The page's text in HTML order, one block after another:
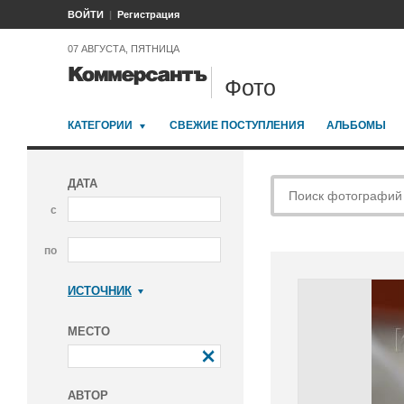
ВОЙТИ Регистрация
07 АВГУСТА, ПЯТНИЦА
Фото
КАТЕГОРИИ СВЕЖИЕ ПОСТУПЛЕНИЯ АЛЬБОМЫ
ДАТА
с
по
ИСТОЧНИК
МЕСТО
АВТОР